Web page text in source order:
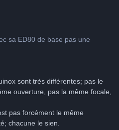
sa ED80 de base pas une
sont très différentes; pas le
ouverture, pas la même focale,
pas forcément le même
chacune le sien.